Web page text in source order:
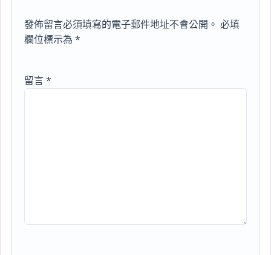
發佈留言必須填寫的電子郵件地址不會公開。 必填
欄位標示為*
留言*